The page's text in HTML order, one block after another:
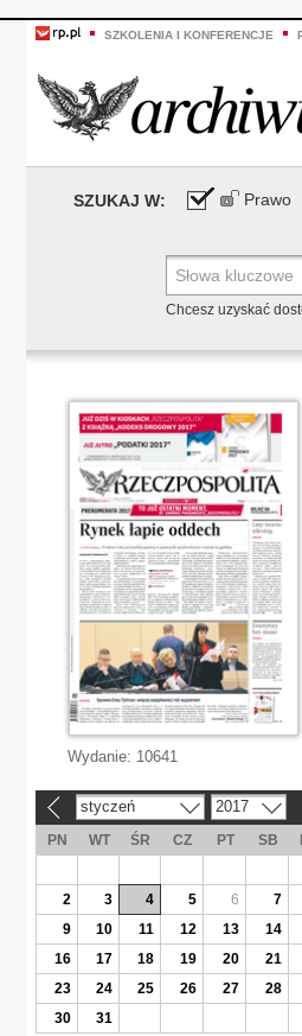
SZKOLENIA I KONFERENCJE
SZUKAJ W: Prawo
Chcesz uzyskać
Wydanie: 10641
styczeń 2017
PN WT ŚR CZ PT SB
2
3 4 5 6 7
9
10 11 12 13 14
16
17 18 19 20 21
23
24 25 26 27 28
30
31